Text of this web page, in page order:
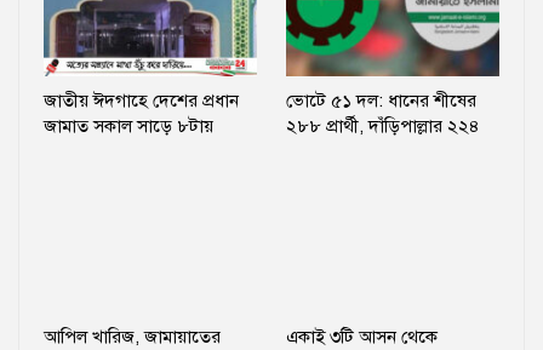
জাতীয় ঈদগাহে দেশের প্রধান
জামাত সকাল সাড়ে ৮টায়
ভোটে ৫১ দল: ধানের শীষের
২৮৮ প্রার্থী, দাঁড়িপাল্লার ২২৪
আপিল খারিজ, জামায়াতের
একাই ৩টি আসন থেকে